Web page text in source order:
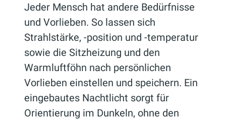
Jeder Mensch hat andere Bedürfnisse
und Vorlieben. So lassen sich
Strahlstärke, -position und -temperatur
sowie die Sitzheizung und den
Warmluftföhn nach persönlichen
Vorlieben einstellen und speichern. Ein
eingebautes Nachtlicht sorgt für
Orientierung im Dunkeln, ohne den